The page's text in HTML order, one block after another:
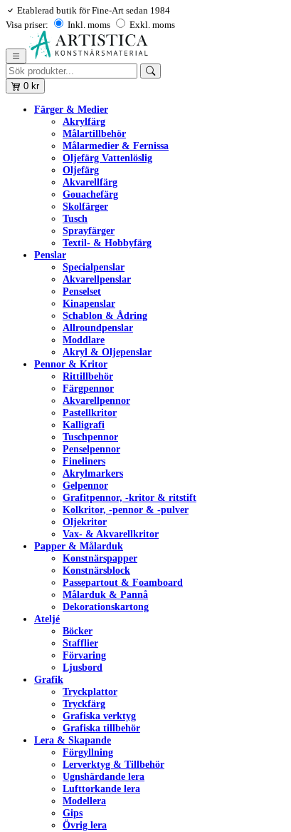
Etablerad butik för Fine-Art sedan 1984
Visa priser:
Inkl. moms Exkl. moms
0 kr
Färger & Medier
Akrylfärg
Målartillbehör
Målarmedier & Fernissa
Oljefärg Vattenlöslig
Oljefärg
Akvarellfärg
Gouachefärg
Skolfärger
Tusch
Sprayfärger
Textil- & Hobbyfärg
Penslar
Specialpenslar
Akvarellpenslar
Penselset
Kinapenslar
Schablon & Ådring
Allroundpenslar
Moddlare
Akryl & Oljepenslar
Pennor & Kritor
Rittillbehör
Färgpennor
Akvarellpennor
Pastellkritor
Kalligrafi
Tuschpennor
Penselpennor
Fineliners
Akrylmarkers
Gelpennor
Grafitpennor, -kritor & ritstift
Kolkritor, -pennor & -pulver
Oljekritor
Vax- & Akvarellkritor
Papper & Målarduk
Konstnärspapper
Konstnärsblock
Passepartout & Foamboard
Målarduk & Pannå
Dekorationskartong
Ateljé
Böcker
Stafflier
Förvaring
Ljusbord
Grafik
Tryckplattor
Tryckfärg
Grafiska verktyg
Grafiska tillbehör
Lera & Skapande
Förgyllning
Lerverktyg & Tillbehör
Ugnshärdande lera
Lufttorkande lera
Modellera
Gips
Övrig lera